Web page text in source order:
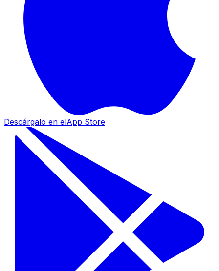
Descárgalo en elApp Store